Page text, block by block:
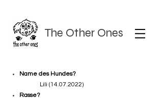
The Other Ones
Name des Hundes?
Lili (14.07.2022)
Rasse?